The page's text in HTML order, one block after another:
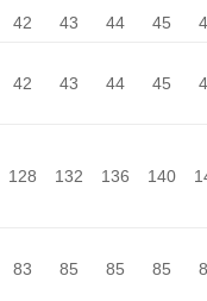
42 43 44 45
42 43 44 45
128 132 136 140
83 85 85 85